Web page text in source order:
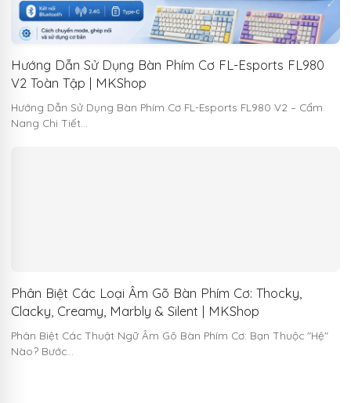
Hướng Dẫn Sử Dụng Bàn Phím Cơ FL-Esports FL980
V2 Toàn Tập | MKShop
Hướng Dẫn Sử Dụng Bàn Phím Cơ FL-Esports FL980 V2 – Cẩm
Nang Chi Tiết…
Phân Biệt Các Loại Âm Gõ Bàn Phím Cơ: Thocky,
Clacky, Creamy, Marbly & Silent | MKShop
Phân Biệt Các Thuật Ngữ Âm Gõ Bàn Phím Cơ: Bạn Thuộc "Hệ"
Nào? Bước…